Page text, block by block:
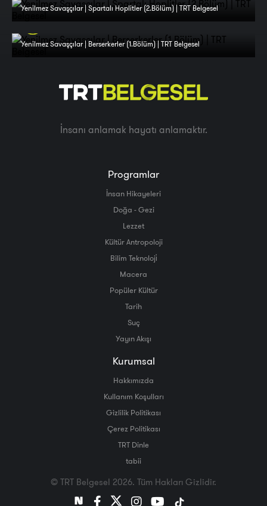
Yenilmez Savaşçılar | Spartalı Hoplitler (2.Bölüm) | TRT Belgesel
Yenilmez Savaşçılar | Berserkerler (1.Bölüm) | TRT Belgesel
İnsanı anlamak hayatı anlamaktır.
Programlar
İnsan Hikayeleri
Doğa - Gezi
Lezzet
Kültür Antropoloji
Bilim Teknoloji̇
Macera
Popüler Kültür
Tarih
Suç
Yayın Akışı
Kurumsal
Hakkımızda
Kullanım Koşulları
Gizlilik Politikası
Çerez Politikası
TRT Dinle
tabii
© TRT Belgesel 2026. Tüm Hakları Gizlidir.